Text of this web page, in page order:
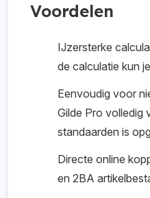
Voordelen
IJzersterke
de calculatie kun
Eenvoudig voor
Gilde Pro volledig
standaarden is
Directe online
en 2BA